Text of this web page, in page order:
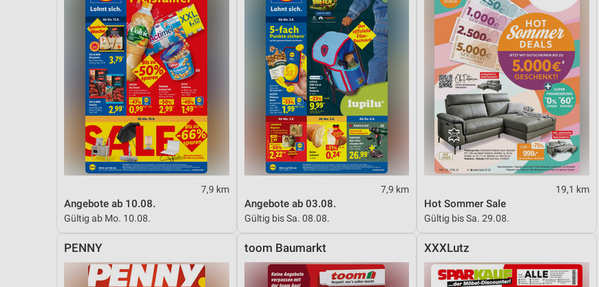
7,9 km
Angebote ab 10.08.
Gültig ab Mo. 10.08.
7,9 km
Angebote ab 03.08.
Gültig bis Sa. 08.08.
19,1 km
Hot Sommer Sale
Gültig bis Sa. 29.08.
PENNY toom Baumarkt XXXLutz